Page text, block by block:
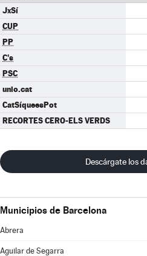
JxSí
CUP
PP
C's
PSC
unio.cat
CatSíqueesPot
RECORTES CERO-ELS VERDS
Descárgate los
Municipios de Barcelona
Abrera
Aguilar de Segarra